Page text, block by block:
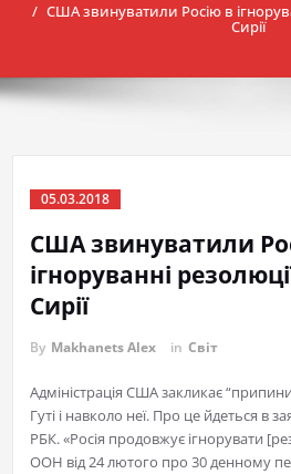
США звинуватили Росію в
Сирії
05.03.2018
США звинуватили
ігноруванні
Сирії
By Makhanets Alex in Світ
Адміністрація США закликає
Гуті і навколо неї. Про це йдеться в
РБК. «Росія продовжує ігнорувати
ООН від 24 лютого про 30 денному